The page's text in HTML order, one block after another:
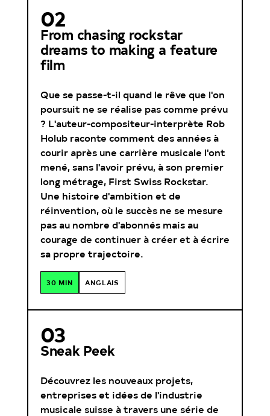
02
From chasing rockstar
dreams to making a feature
film
Que se passe-t-il quand le rêve que l'on
poursuit ne se réalise pas comme prévu
? L'auteur-compositeur-interprète Rob
Holub raconte comment des années à
courir après une carrière musicale l'ont
mené, sans l'avoir prévu, à son premier
long métrage, First Swiss Rockstar.
Une histoire d'ambition et de
réinvention, où le succès ne se mesure
pas au nombre d'abonnés mais au
courage de continuer à créer et à écrire
sa propre trajectoire.
30 MIN ANGLAIS
03
Sneak Peek
Découvrez les nouveaux projets,
entreprises et idées de l'industrie
musicale suisse à travers une série de